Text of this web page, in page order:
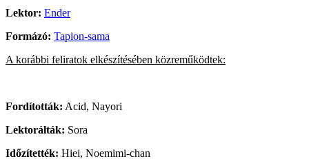
Lektor: Ender
Formázó: Tapion-sama
A korábbi feliratok elkészítésében közreműködtek:
Fordították: Acid, Nayori
Lektorálták: Sora
Időzítették: Hiei, Noemimi-chan